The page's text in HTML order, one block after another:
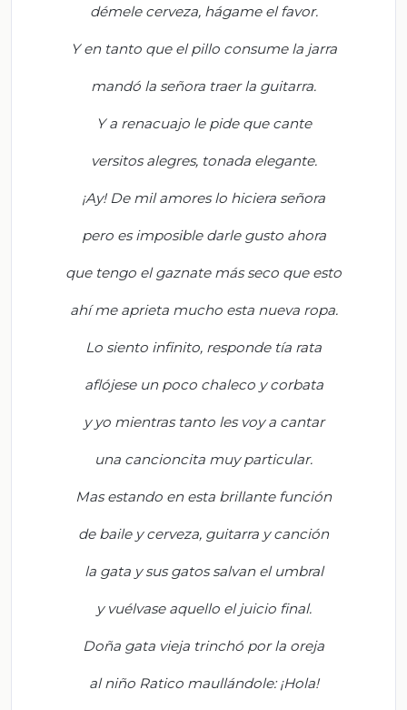
démele cerveza, hágame el favor.
Y en tanto que el pillo consume la jarra
mandó la señora traer la guitarra.
Y a renacuajo le pide que cante
versitos alegres, tonada elegante.
¡Ay! De mil amores lo hiciera señora
pero es imposible darle gustoahora
que tengo el gaznate más seco que esto
ahíme aprieta mucho esta nueva ropa.
Lo siento infinito, responde tía rata
aflójese un poco chaleco y corbata
y yo mientras tanto les voy a cantar
una cancioncita muy particular.
Mas estando en esta brillante función
de baile y cerveza, guitarra y canción
la gata y sus gatos salvan el umbral
y vuélvaseaquello el juicio final.
Doña gata vieja trinchó por la oreja
al niño Ratico maullándole: ¡Hola!